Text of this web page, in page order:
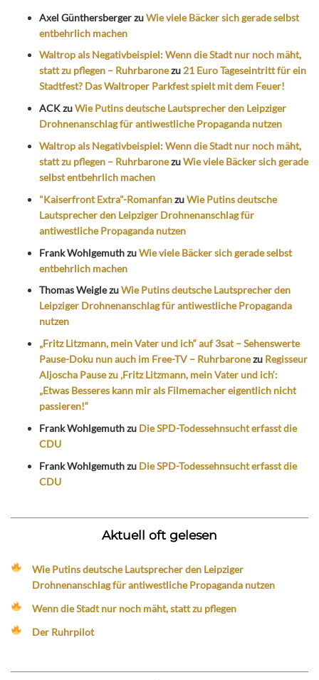
Axel GünthersbergerzuWie viele Bäcker sich gerade selbst
entbehrlich machen
Waltrop als Negativbeispiel: Wenn die Stadt nur noch mäht,
statt zu pflegen – Ruhrbaronezu 21 Euro Tageseintritt für ein
Stadtfest? Das Waltroper Parkfest spielt mit dem Feuer!
ACKzuWie Putins deutsche Lautsprecher den Leipziger
Drohnenanschlag für antiwestliche Propaganda nutzen
Waltrop als Negativbeispiel: Wenn die Stadt nur noch mäht,
statt zu pflegen – RuhrbaronezuWie viele Bäcker sich gerade
selbst entbehrlich machen
"Kaiserfront Extra"-RomanfanzuWie Putins deutsche
Lautsprecher den Leipziger Drohnenanschlag für
antiwestliche Propaganda nutzen
Frank WohlgemuthzuWie viele Bäcker sich gerade selbst
entbehrlich machen
Thomas WeiglezuWie Putins deutsche Lautsprecher den
Leipziger Drohnenanschlag für antiwestliche Propaganda
nutzen
„Fritz Litzmann, mein Vater und ich“ auf 3sat – Sehenswerte
Pause-Doku nun auch im Free-TV – Ruhrbaronezu Regisseur
Aljoscha Pause zu ‚Fritz Litzmann, mein Vater und ich‘:
„Etwas Besseres kann mir als Filmemacher eigentlich nicht
passieren!“
Frank Wohlgemuthzu Die SPD-Todessehnsucht erfasst die
CDU
Frank Wohlgemuthzu Die SPD-Todessehnsucht erfasst die
CDU
Aktuell oft gelesen
Wie Putins deutsche Lautsprecher den Leipziger
Drohnenanschlag für antiwestliche Propaganda nutzen
Wenn die Stadt nur noch mäht, statt zu pflegen
Der Ruhrpilot